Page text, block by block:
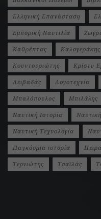
Ελληνική Επανάσταση
Εμπορική Ναυτιλία
Καθρέπτας Καλογεράκης
Κουντουριώτης Κρίστυ
Λειβαδάς Λογοτεχνία
Μπαλόπουλος Μπιλάλης
Ναυτική Ιστορία
Ναυτική Τεχνολογία
Παγκόσμια ιστορία
Τερνιώτης Τσαϊλάς